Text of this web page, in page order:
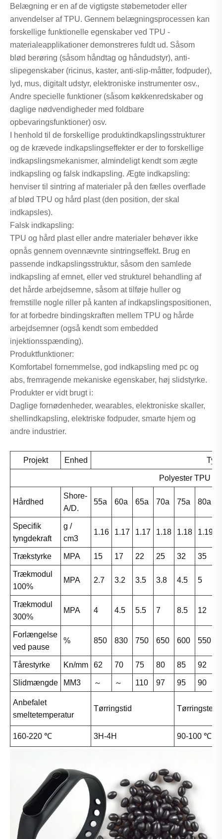
Belægning er en af ​​de vigtigste støbemetoder eller
anvendelser af TPU. Gennem belægningsprocessen kan
forskellige funktionelle egenskaber ved TPU -
materialeapplikationer demonstreres fuldt ud. Såsom
blød berøring (såsom håndtag og håndudstyr), anti-
slipegenskaber (ricinus, kaster, anti-slip-måtter, fodpuder),
lyd, mus, digitalt udstyr, elektroniske instrumenter osv.,
Andre specielle funktioner (såsom køkkenredskaber og
daglige nødvendigheder med foldbare
opbevaringsfunktioner) osv.
I henhold til de forskellige produktindkapslingsstrukturer
og de krævede indkapslingseffekter er der to forskellige
indkapslingsmekanismer, almindeligt kendt som ægte
indkapsling og falsk indkapsling. Ægte indkapsling:
henviser til sintring af materialer på den fælles overflade
af blød TPU og hård plast (den position, der skal
indkapsles).
Falsk indkapsling:
TPU og hård plast eller andre materialer behøver ikke
opnås gennem ovennævnte sintringseffekt. Brug en
passende indkapslingsstruktur, såsom den samlede
indkapsling af emnet, eller ved strukturel behandling af
det hårde arbejdsemne, såsom at tilføje huller og
fremstille nogle riller på kanten af ​​indkapslingspositionen,
for at forbedre bindingskraften mellem TPU og hårde
arbejdsemner (også kendt som embedded
injektionsspænding).
Produktfunktioner:
Komfortabel fornemmelse, god indkapsling med pc og
abs, fremragende mekaniske egenskaber, høj slidstyrke.
Produkter er vidt brugt i:
Daglige fornødenheder, wearables, elektroniske skaller,
shellindkapsling, elektriske fodpuder, smarte hjem og
andre industrier.
Projekt Enhed
Polyester TPU
Hårdhed
Shore-
A/D.
55a 60a 65a 70a 75a 80a
Specifik
tyngdekraft
g /
cm3
1.16 1.17 1.17 1.18 1.18 1.19
Trækstyrke MPA 15 17 22 25 32 35
Trækmodul
100%
MPA 2.7 3.2 3.5 3.8 4.5 5
Trækmodul
300%
MPA 4 4.5 5.5 7 8.5 12
Forlængelse
ved pause
% 850 830 750 650 600 550
Tårestyrke Kn/mm 62 70 75 80 85 92
Slidmængde MM3 ～ ～ 110 97 95 90
Anbefalet
smeltetemperatur
Tørringstid
160-220 ℃ 3H-4H 90-100 ℃